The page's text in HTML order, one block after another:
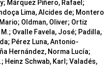
Márquez Piñero, Rafael;
Lima, Alcides de; Montero
Oldman, Oliver; Ortiz
Ovalle Favela, José; Padilla,
Pérez Luna, Antonio-
Hernández, Norma Lucía;
Heinz Schwab, Karl; Valadés,